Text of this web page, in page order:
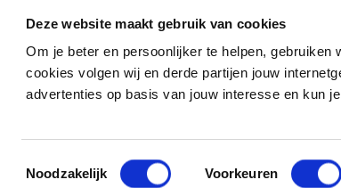
Deze website maakt gebruik van cookies
Om je beter en persoonlijker te helpen,
cookies volgen wij en derde partijen jouw
advertenties op basis van jouw interesse en kun
Toestemmingsselectie
Noodzakelijk Voorkeuren